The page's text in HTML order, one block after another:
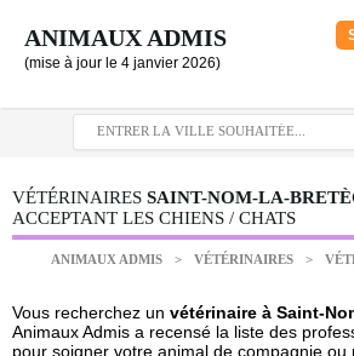
ANIMAUX ADMIS
(mise à jour le 4 janvier 2026)
VÉTÉRINAIRES SAINT-NOM-LA-
ACCEPTANT LES CHIENS / CHATS
ANIMAUX ADMIS > VÉTÉRINAIRES >
Vous recherchez un vétérinaire à Saint-
Animaux Admis a recensé la liste des
pour soigner votre animal de compagnie ou